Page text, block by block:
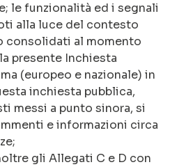
le funzionalità ed i segnali
alla luce del contesto
consolidati al momento
presente Inchiesta
(europeo e nazionale) in
inchiesta pubblica,
messi a punto sinora, si
e informazioni circa
gli Allegati C e D con